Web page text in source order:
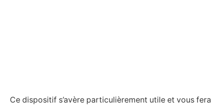
Ce dispositif s’avère particulièrement utile et vous fera